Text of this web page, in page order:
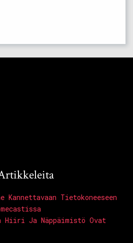
Kannettavaan Tietokoneeseen
Hiiri Ja Näppäimistö Ovat